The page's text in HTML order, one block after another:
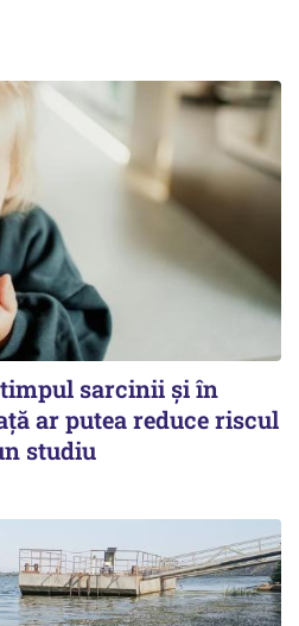
sarcinii și în
ar putea reduce riscul
studiu